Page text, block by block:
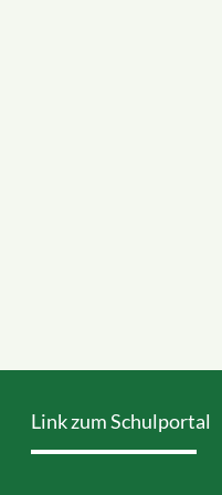
Link zum Schulportal